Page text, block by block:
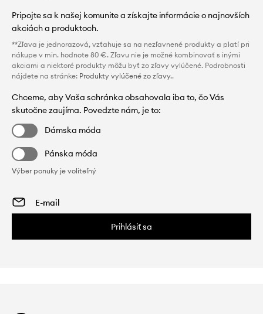
Pripojte sa k našej komunite a získajte informácie o najnovších
akciách a produktoch.
**Zľava je jednorazová, vzťahuje sa na nezľavnené produkty a platí pri
nákupe v min. hodnote 80 €. Zľavu nie je možné kombinovať s inými
akciami a niektoré produkty môžu byť zo zľavy vylúčené. Podrobnosti
nájdete na stránke: Produkty vylúčené zo zľavy..
Chceme, aby Vaša schránka obsahovala iba to, čo Vás
skutočne zaujíma. Povedzte nám, je to:
Dámska móda
Pánska móda
Výber ponuky je voliteľný
Prihlásiť sa